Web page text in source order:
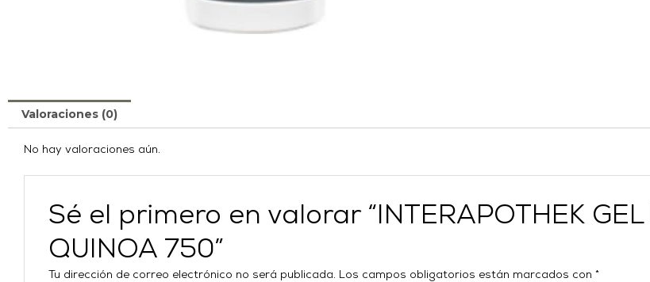
Valoraciones (0)
No hay valoraciones aún.
Sé el primero en valorar “INTERAPOTHEK
QUINOA 750”
Tu dirección de correo electrónico no será publicada. Los campos obligatorios están marcados con*